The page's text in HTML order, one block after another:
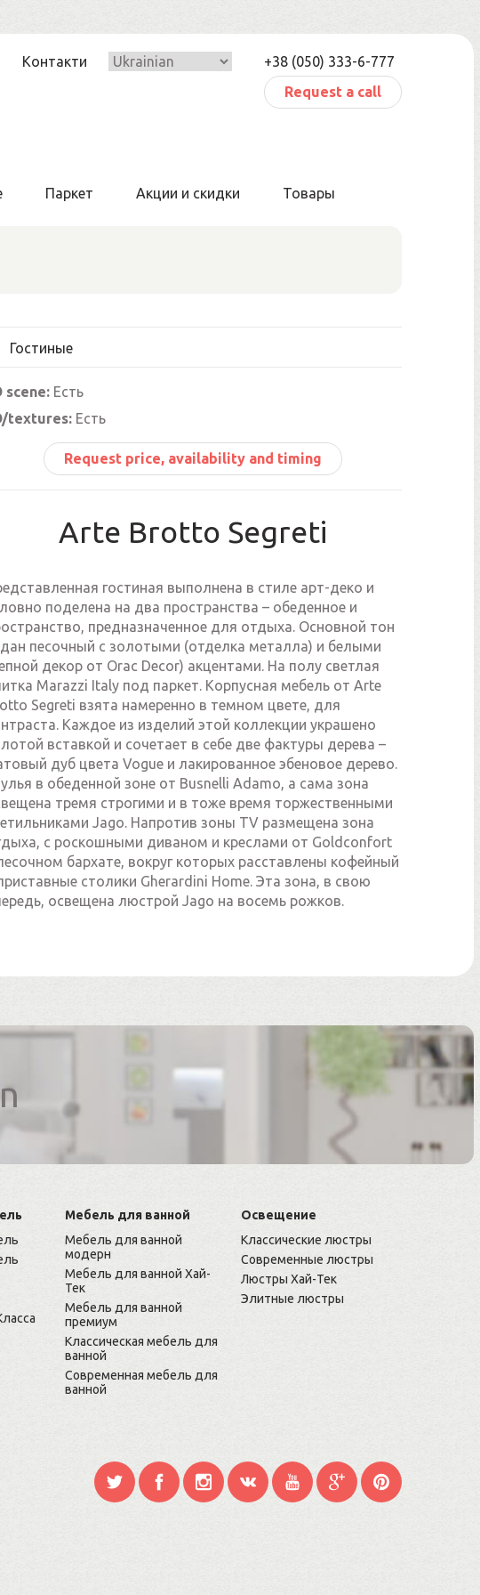
Контакти
+38 (050) 333-6-777
Request a call
Паркет Акции и скидки Товары
Гостиные
scene:Есть
textures:Есть
Request price, availability and timing
Arte Brotto Segreti
гостиная выполнена в стиле арт-деко и
поделена на два пространства – обеденное и
предназначенное для отдыха. Основной тон
песочный с золотыми (отделка металла) и белыми
декор от Orac Decor) акцентами. На полу светлая
Marazzi Italy под паркет. Корпусная мебель от Arte
Segreti взята намеренно в темном цвете, для
Каждое из изделий этой коллекции украшено
вставкой и сочетает в себе две фактуры дерева –
дуб цвета Vogue и лакированное эбеновое дерево.
в обеденной зоне от Busnelli Adamo, а сама зона
тремя строгими и в тоже время торжественными
Jago. Напротив зоны TV размещена зона
с роскошными диваном и креслами от Goldconfort
бархате, вокруг которых расставлены кофейный
столики Gherardini Home. Эта зона, в свою
освещена люстрой Jago на восемь рожков.
Мебель для ванной
Мебель для ванной
модерн
Мебель для ванной Хай-
Тек
Мебель для ванной
премиум
Классическая мебель для
ванной
Cовременная мебель для
ванной
Освещение
Классические люстры
Современные люстры
Люстры Хай-Тек
Элитные люстры